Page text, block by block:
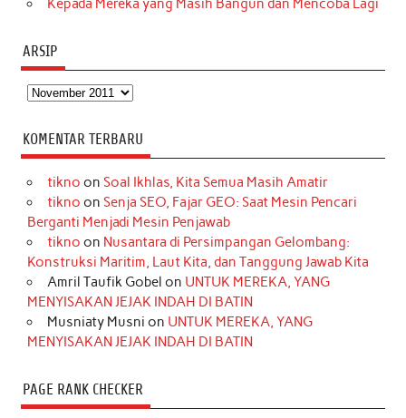
Kepada Mereka yang Masih Bangun dan Mencoba Lagi
ARSIP
Arsip
KOMENTAR TERBARU
tikno on Soal Ikhlas, Kita Semua Masih Amatir
tikno on Senja SEO, Fajar GEO: Saat Mesin Pencari
Berganti Menjadi Mesin Penjawab
tikno on Nusantara di Persimpangan Gelombang:
Konstruksi Maritim, Laut Kita, dan Tanggung Jawab Kita
Amril Taufik Gobel on UNTUK MEREKA, YANG
MENYISAKAN JEJAK INDAH DI BATIN
Musniaty Musni on UNTUK MEREKA, YANG
MENYISAKAN JEJAK INDAH DI BATIN
PAGE RANK CHECKER